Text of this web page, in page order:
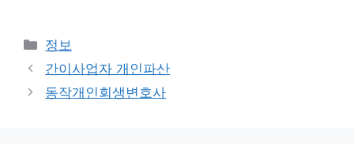
카
테
리
정보
간이사업자 개인파산
동작개인회생변호사